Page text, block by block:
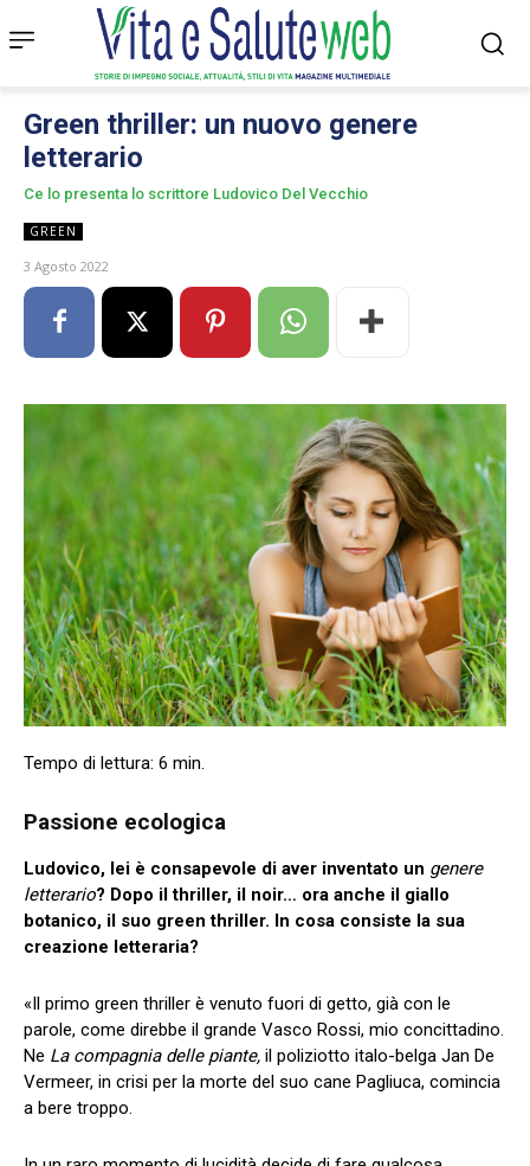
Green thriller: un nuovo genere
letterario
Ce lo presenta lo scrittore Ludovico Del Vecchio
GREEN
3 Agosto 2022
Passione ecologica
Ludovico, lei è consapevole di aver inventato un genere
letterario? Dopo il thriller, il noir… ora anche il giallo
botanico, il suo green thriller. In cosa consiste la sua
creazione letteraria?
«Il primo green thriller è venuto fuori di getto, già con le
parole, come direbbe il grande Vasco Rossi, mio concittadino.
Ne La compagnia delle piante, il poliziotto italo-belga Jan De
Vermeer, in crisi per la morte del suo cane Pagliuca, comincia
a bere troppo.